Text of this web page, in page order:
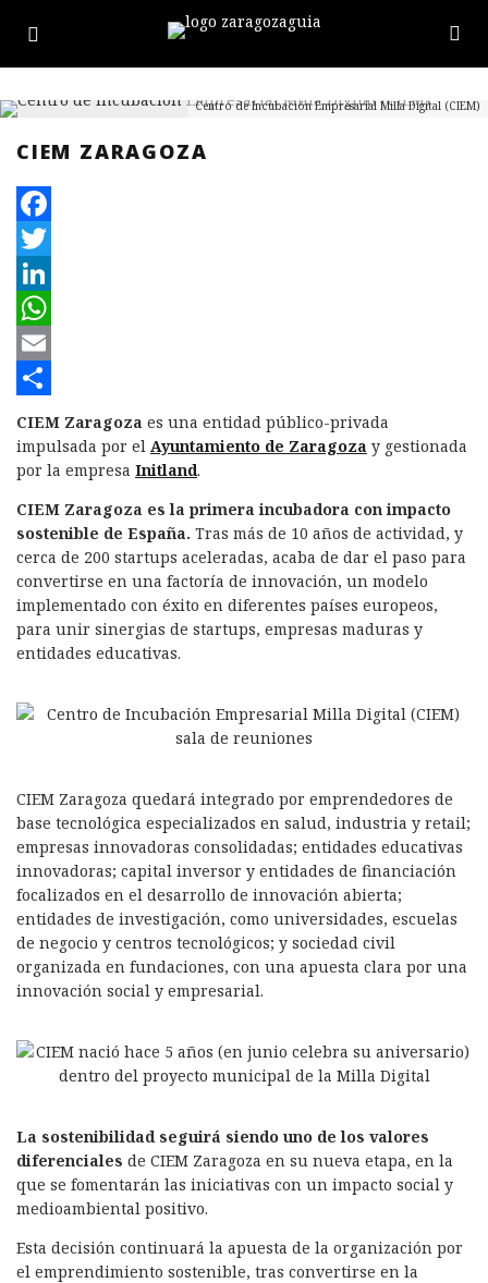
Centro de Incubación Empresarial Milla Digital (CIEM)
CIEM ZARAGOZA
F
a
c
e
b
o
o
k
T
w
t
e
r
L
n
k
e
d
I
n
W
h
a
t
s
A
p
p
E
m
a
i
l
C
o
m
p
a
r
t
i
CIEM Zaragoza es una entidad público-privada
impulsada por el Ayuntamiento de Zaragoza y gestionada
por la empresa Initland.
CIEM Zaragoza es la primera incubadora con impacto
sostenible de España. Tras más de 10 años de actividad, y
cerca de 200 startups aceleradas, acaba de dar el paso para
convertirse en una factoría de innovación, un modelo
implementado con éxito en diferentes países europeos,
para unir sinergias de startups, empresas maduras y
entidades educativas.
CIEM Zaragoza quedará integrado por emprendedores de
base tecnológica especializados en salud, industria y retail;
empresas innovadoras consolidadas; entidades educativas
innovadoras; capital inversor y entidades de financiación
focalizados en el desarrollo de innovación abierta;
entidades de investigación, como universidades, escuelas
de negocio y centros tecnológicos; y sociedad civil
organizada en fundaciones, con una apuesta clara por una
innovación social y empresarial.
La sostenibilidad seguirá siendo uno de los valores
diferenciales de CIEM Zaragoza en su nueva etapa, en la
que se fomentarán las iniciativas con un impacto social y
medioambiental positivo.
Esta decisión continuará la apuesta de la organización por
el emprendimiento sostenible, tras convertirse en la